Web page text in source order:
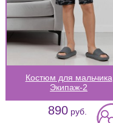
Костюм для мальчика
Экипаж-2
890 руб.